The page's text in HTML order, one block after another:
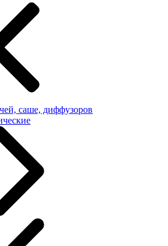
саше, диффузоров